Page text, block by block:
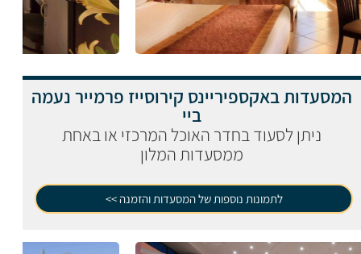
המסעדות באקספיריינס קירוסייז פרמייר נעמה
ביי
ניתן לסעוד בחדר האוכל המרכזי או באחת
ממסעדות המלון
לתמונות נוספות של המסעדות והזמנה >>